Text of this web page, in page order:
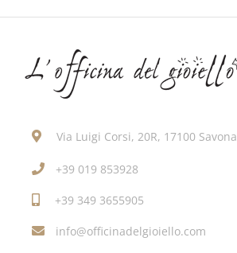
Via Luigi Corsi, 20R, 17100 Savona
+39 019 853928
+39 349 3655905
info@officinadelgioiello.com